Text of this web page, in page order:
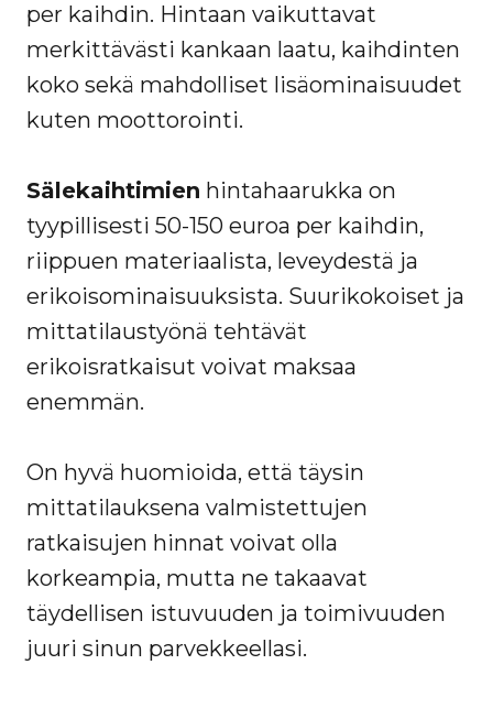
per kaihdin. Hintaan vaikuttavat
merkittävästi kankaan laatu, kaihdinten
koko sekä mahdolliset lisäominaisuudet
kuten moottorointi.
Sälekaihtimien hintahaarukka on
tyypillisesti 50-150 euroa per kaihdin,
riippuen materiaalista, leveydestä ja
erikoisominaisuuksista. Suurikokoiset ja
mittatilaustyönä tehtävät
erikoisratkaisut voivat maksaa
enemmän.
On hyvä huomioida, että täysin
mittatilauksena valmistettujen
ratkaisujen hinnat voivat olla
korkeampia, mutta ne takaavat
täydellisen istuvuuden ja toimivuuden
juuri sinun parvekkeellasi.